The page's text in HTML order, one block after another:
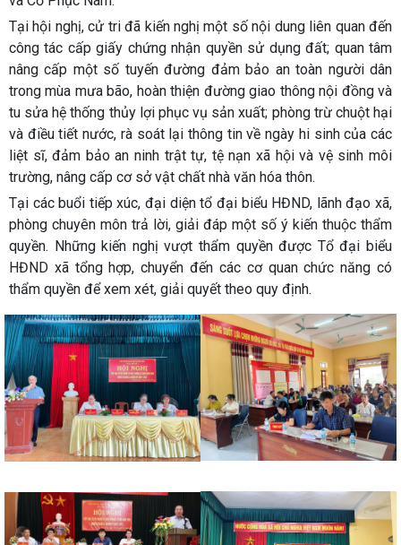
Tại hội nghị, cử tri đã kiến nghị một số nội dung liên quan đến
công tác cấp giấy chứng nhận quyền sử dụng đất; quan tâm
nâng cấp một số tuyến đường đảm bảo an toàn người dân
trong mùa mưa bão, hoàn thiện đường giao thông nội đồng và
tu sửa hệ thống thủy lợi phục vụ sản xuất; phòng trừ chuột hại
và điều tiết nước, rà soát lại thông tin về ngày hi sinh của các
liệt sĩ, đảm bảo an ninh trật tự, tệ nạn xã hội và vệ sinh môi
trường, nâng cấp cơ sở vật chất nhà văn hóa thôn.
Tại các buổi tiếp xúc, đại diện tổ đại biểu HĐND, lãnh đạo xã,
phòng chuyên môn trả lời, giải đáp một số ý kiến thuộc thẩm
quyền. Những kiến nghị vượt thẩm quyền được Tổ đại biểu
HĐND xã tổng hợp, chuyển đến các cơ quan chức năng có
thẩm quyền để xem xét, giải quyết theo quy định.